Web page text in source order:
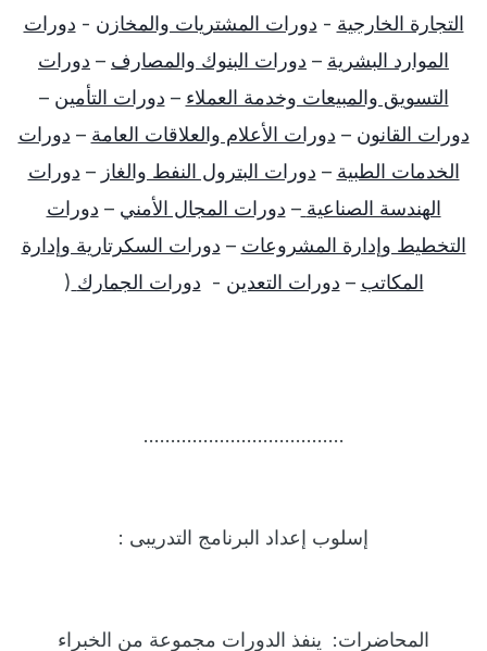
التجارة الخارجية- دورات المشتريات والمخازن- دورات
الموارد البشرية– دورات البنوك والمصارف– دورات
التسويق والمبيعات وخدمة العملاء– دورات التأمين–
دورات القانون– دورات الأعلام والعلاقات العامة– دورات
الخدمات الطبية– دورات البترول النفط والغاز – دورات
الهندسة الصناعية – دورات المجال الأمني – دورات
التخطيط وإدارة المشروعات– دورات السكرتارية وإدارة
المكاتب– دورات التعدين- دورات الجمارك (
……………………………….
إسلوب إعداد البرنامج التدريبى :
المحاضرات:
ينفذ الدورات مجموعة من الخبراء